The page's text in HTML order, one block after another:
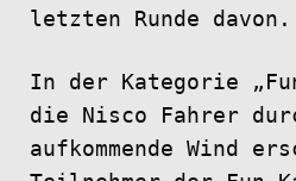
letzten Runde davon.
In der Kategorie
die Nisco Fahrer
aufkommende Wind